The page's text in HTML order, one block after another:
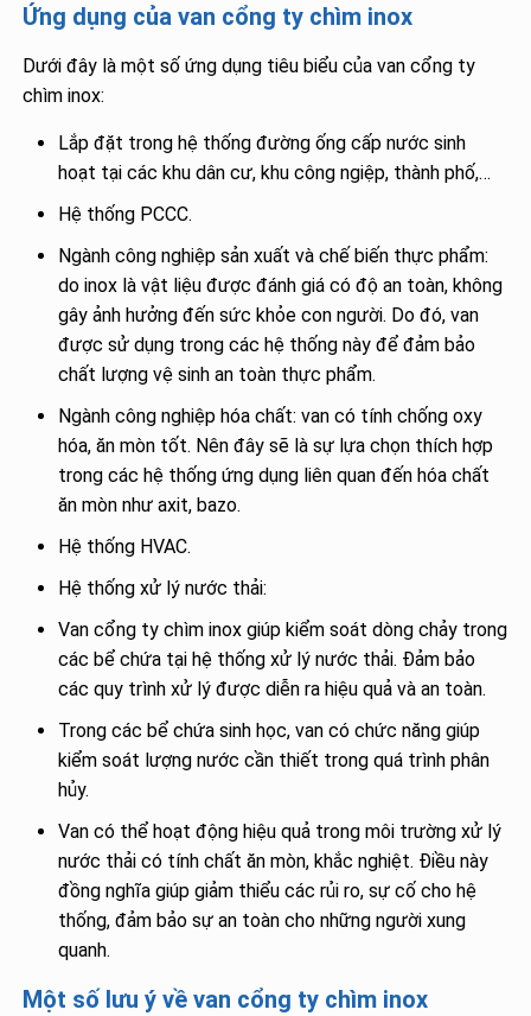
Ứng dụng của van cổng ty chìm inox
Dưới đây là một số ứng dụng tiêu biểu của van cổng ty
chìm inox:
Lắp đặt trong hệ thống đường ống cấp nước sinh
hoạt tại các khu dân cư, khu công ngiệp, thành phố,…
Hệ thống PCCC.
Ngành công nghiệp sản xuất và chế biến thực phẩm:
do inox là vật liệu được đánh giá có độ an toàn, không
gây ảnh hưởng đến sức khỏe con người. Do đó, van
được sử dụng trong các hệ thống này để đảm bảo
chất lượng vệ sinh an toàn thực phẩm.
Ngành công nghiệp hóa chất: van có tính chống oxy
hóa, ăn mòn tốt. Nên đây sẽ là sự lựa chọn thích hợp
trong các hệ thống ứng dụng liên quan đến hóa chất
ăn mòn như axit, bazo.
Hệ thống HVAC.
Hệ thống xử lý nước thải:
Van cổng ty chìm inox giúp kiểm soát dòng chảy trong
các bể chứa tại hệ thống xử lý nước thải. Đảm bảo
các quy trình xử lý được diễn ra hiệu quả và an toàn.
Trong các bể chứa sinh học, van có chức năng giúp
kiểm soát lượng nước cần thiết trong quá trình phân
hủy.
Van có thể hoạt động hiệu quả trong môi trường xử lý
nước thải có tính chất ăn mòn, khắc nghiệt. Điều này
đồng nghĩa giúp giảm thiểu các rủi ro, sự cố cho hệ
thống, đảm bảo sự an toàn cho những người xung
quanh.
Một số lưu ý về van cổng ty chìm inox